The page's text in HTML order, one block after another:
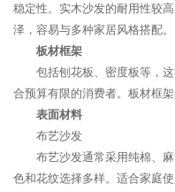
稳定性。实木沙发的耐用性较
泽，容易与多种家居风格搭配。
板材框架
包括刨花板、密度板等，
合预算有限的消费者。板材框
表面材料
布艺沙发
布艺沙发通常采用纯棉、
色和花纹选择多样。适合家庭